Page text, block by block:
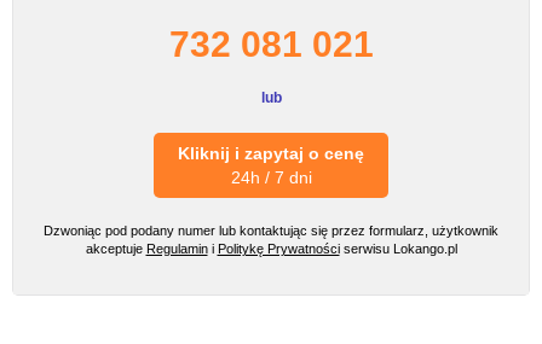
732 081 021
lub
Kliknij i zapytaj o cenę
24h / 7 dni
Dzwoniąc pod podany numer lub kontaktując się przez formularz, użytkownik
akceptuje Regulamini Politykę Prywatnościserwisu Lokango.pl